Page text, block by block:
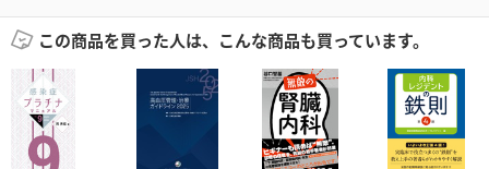
この商品を買った人は、こんな商品も買っています。